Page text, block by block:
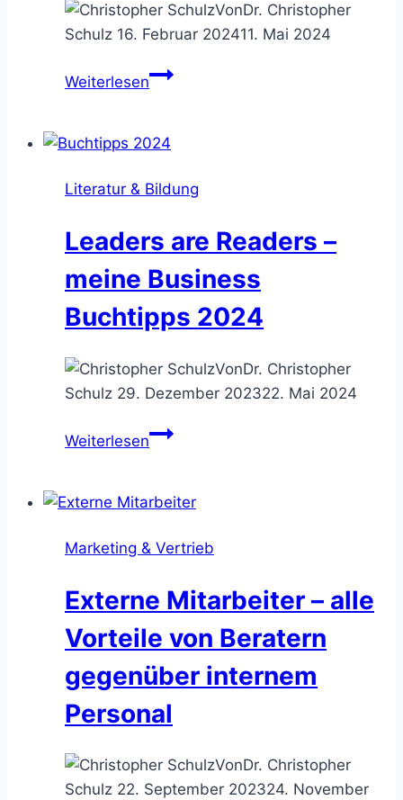
VonDr. Christopher
Schulz 16. Februar 202411. Mai 2024
WeiterlesenEinwandbehandlung
des
sachlich
Literatur & Bildung
Leaders are Readers –
meine Business
Buchtipps 2024
VonDr. Christopher
Schulz 29. Dezember 202322. Mai 2024
WeiterlesenLeaders
–
Business
2024
Marketing & Vertrieb
Externe Mitarbeiter – alle
Vorteile von Beratern
gegenüber internem
Personal
VonDr. Christopher
Schulz 22. September 202324. November